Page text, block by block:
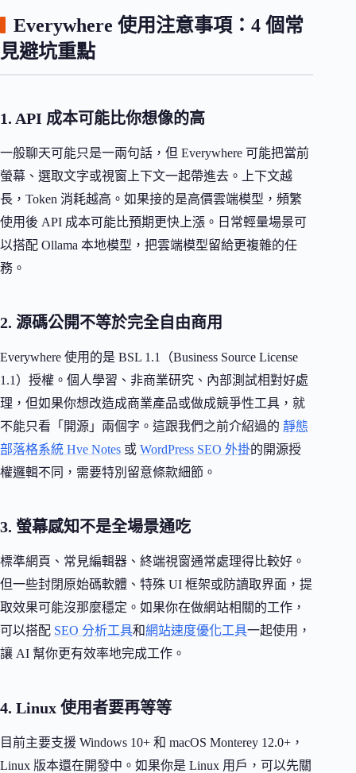
Everywhere 使用注意事項：4 個常
見避坑重點
1. API 成本可能比你想像的高
一般聊天可能只是一兩句話，但 Everywhere 可能把當前
螢幕、選取文字或視窗上下文一起帶進去。上下文越
長，Token 消耗越高。如果接的是高價雲端模型，頻繁
使用後 API 成本可能比預期更快上漲。日常輕量場景可
以搭配 Ollama 本地模型，把雲端模型留給更複雜的任
務。
2. 源碼公開不等於完全自由商用
Everywhere 使用的是 BSL 1.1（Business Source License
1.1）授權。個人學習、非商業研究、內部測試相對好處
理，但如果你想改造成商業產品或做成競爭性工具，就
不能只看「開源」兩個字。這跟我們之前介紹過的 靜態
部落格系統 Hve Notes 或 WordPress SEO 外掛的開源授
權邏輯不同，需要特別留意條款細節。
3. 螢幕感知不是全場景通吃
標準網頁、常見編輯器、終端視窗通常處理得比較好。
但一些封閉原始碼軟體、特殊 UI 框架或防讀取界面，提
取效果可能沒那麼穩定。如果你在做網站相關的工作，
可以搭配 SEO 分析工具和網站速度優化工具一起使用，
讓 AI 幫你更有效率地完成工作。
4. Linux 使用者要再等等
目前主要支援 Windows 10+ 和 macOS Monterey 12.0+，
Linux 版本還在開發中。如果你是 Linux 用戶，可以先關